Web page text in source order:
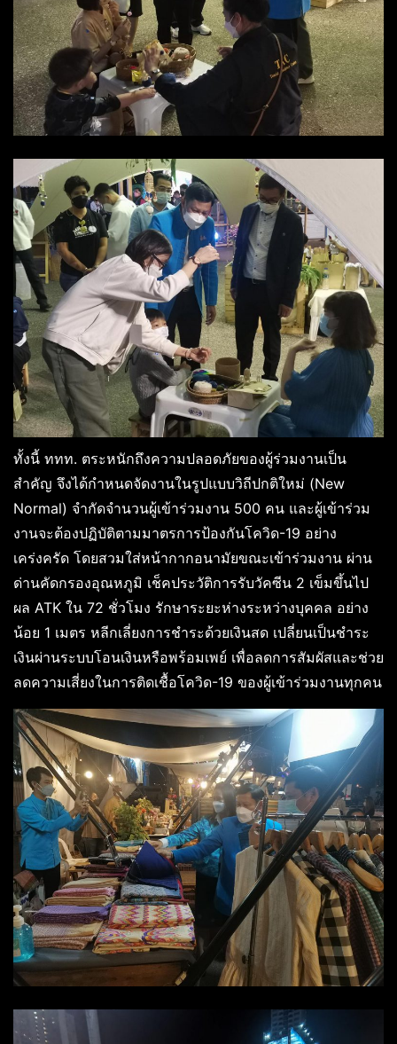
ทั้งนี้ ททท. ตระหนักถึงความปลอดภัยของผู้ร่วมงานเป็น
สำคัญ จึงได้กำหนดจัดงานในรูปแบบวิถีปกติใหม่ (New
Normal) จำกัดจำนวนผู้เข้าร่วมงาน 500 คน และผู้เข้าร่วม
งานจะต้องปฏิบัติตามมาตรการป้องกันโควิด-19 อย่าง
เคร่งครัด โดยสวมใส่หน้ากากอนามัยขณะเข้าร่วมงาน ผ่าน
ด่านคัดกรองอุณหภูมิ เช็คประวัติการรับวัคซีน 2 เข็มขึ้นไป
ผล ATK ใน 72 ชั่วโมง รักษาระยะห่างระหว่างบุคคล อย่าง
น้อย 1 เมตร หลีกเลี่ยงการชำระด้วยเงินสด เปลี่ยนเป็นชำระ
เงินผ่านระบบโอนเงินหรือพร้อมเพย์ เพื่อลดการสัมผัสและช่วย
ลดความเสี่ยงในการติดเชื้อโควิด-19 ของผู้เข้าร่วมงานทุกคน